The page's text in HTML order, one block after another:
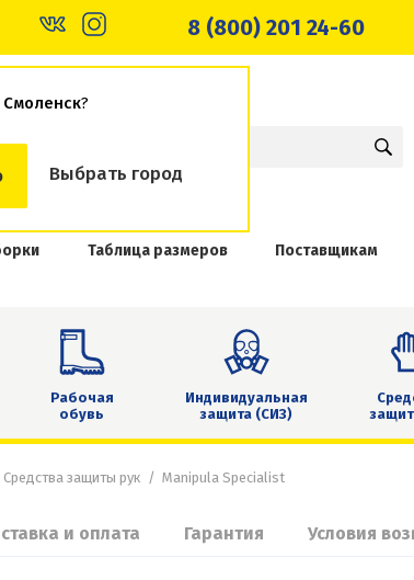
Смоленск?
Выбрать город
8 (800) 201 24-60
Таблица размеров Поставщикам
Рабочая
обувь
Индивидуальная
защита (СИЗ)
Средства защиты рук Manipula Specialist
и оплата Гарантия Условия